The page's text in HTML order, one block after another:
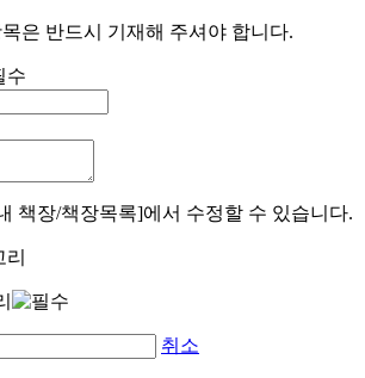
은 반드시 기재해 주셔야 합니다.
책장/책장목록]에서 수정할 수 있습니다.
취소